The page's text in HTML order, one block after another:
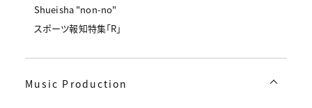
Shueisha "non-no"
スポーツ報知特集「R」
Music Production